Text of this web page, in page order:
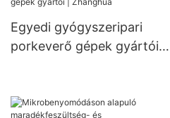
Egyedi gyógyszeripari
porkeverő gépek gyártói |